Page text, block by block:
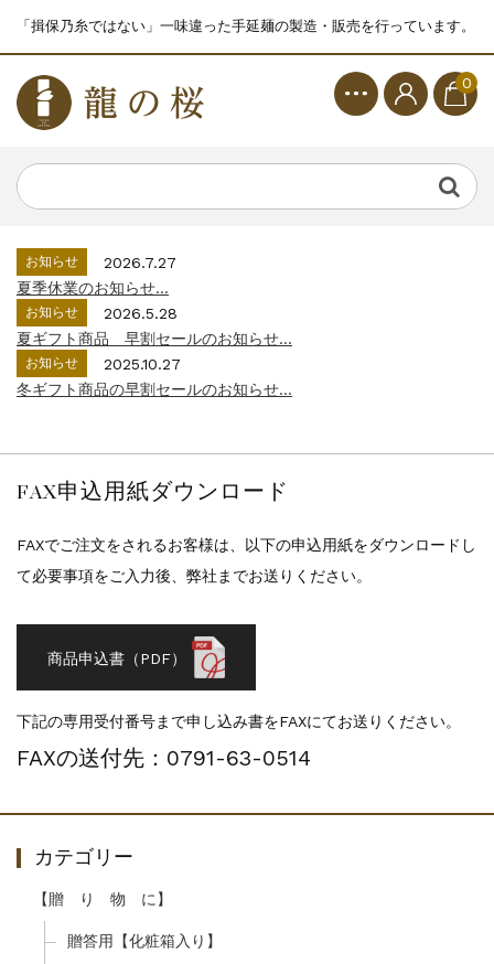
「揖保乃糸ではない」一味違った手延麺の製造・販売を行っています。
0
お知らせ
2026.7.27
夏季休業のお知らせ...
お知らせ
2026.5.28
夏ギフト商品 早割セールのお知らせ...
お知らせ
2025.10.27
冬ギフト商品の早割セールのお知らせ...
FAX申込用紙ダウンロード
FAXでご注文をされるお客様は、以下の申込用紙をダウンロードし
て必要事項をご入力後、弊社までお送りください。
商品申込書（PDF）
下記の専用受付番号まで申し込み書をFAXにてお送りください。
FAXの送付先：0791-63-0514
カテゴリー
【贈 り 物 に】
贈答用【化粧箱入り】